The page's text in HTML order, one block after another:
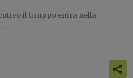
il Gruppo entra nella